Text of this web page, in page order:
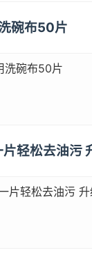
碗布50片
洗碗布50片
轻松去油污
片轻松去油污